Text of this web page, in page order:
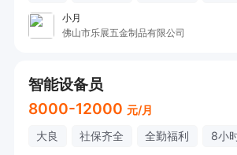
小月
佛山市乐展五金制品有限公司
智能设备员
8000-12000 元/月
大良 社保齐全 全勤福利 8小